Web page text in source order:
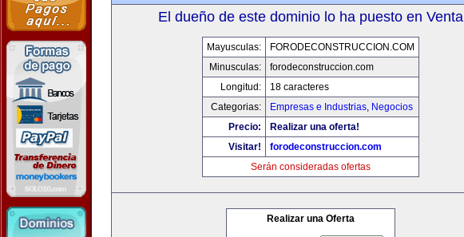
El dueño de este dominio lo ha puesto en Venta
Mayusculas:
FORODECONSTRUCCION.COM
Minusculas:
forodeconstruccion.com
Longitud:
18 caracteres
Categorias:
Empresas e Industrias, Negocios
Precio:
Realizar una oferta!
Visitar!
forodeconstruccion.com
Serán consideradas ofertas
Realizar una Oferta